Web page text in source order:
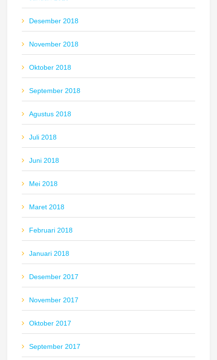
Desember 2018
November 2018
Oktober 2018
September 2018
Agustus 2018
Juli 2018
Juni 2018
Mei 2018
Maret 2018
Februari 2018
Januari 2018
Desember 2017
November 2017
Oktober 2017
September 2017